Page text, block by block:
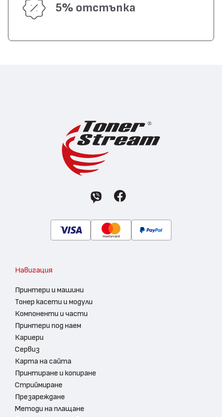
5% отстъпка
Навигация
Принтери и машини
Тонер касети и модули
Компоненти и части
Принтери под наем
Кариери
Сервиз
Карта на сайта
Принтиране и копиране
Стриймиране
Презареждане
Методи на плащане